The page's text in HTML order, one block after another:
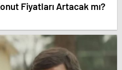
Fiyatları Artacak mı?